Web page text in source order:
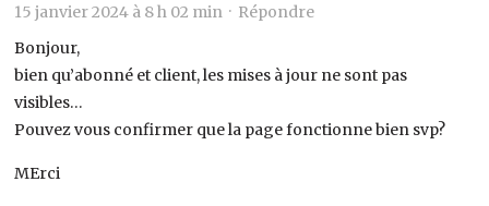
15 janvier 2024 à 8 h 02 min · Répondre
Bonjour,
bien qu’abonné et client, les mises à jour ne sont pas
visibles…
Pouvez vous confirmer que la page fonctionne bien svp?
MErci